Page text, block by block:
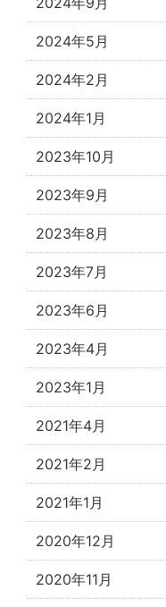
2024年5月
2024年2月
2024年1月
2023年10月
2023年9月
2023年8月
2023年7月
2023年6月
2023年4月
2023年1月
2021年4月
2021年2月
2021年1月
2020年12月
2020年11月